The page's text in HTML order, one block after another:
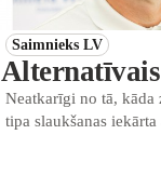
Saimnieks LV
Alternatīvais
Neatkarīgi no tā, kāda
tipa slaukšanas iekārta